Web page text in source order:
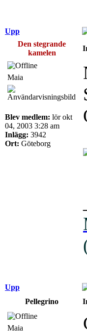
Upp
Den stegrande
kamelen
Maia
Blev medlem: lör okt
04, 2003 3:28 am
Inlägg: 3942
Ort: Göteborg
Upp
Pellegrino
Maia